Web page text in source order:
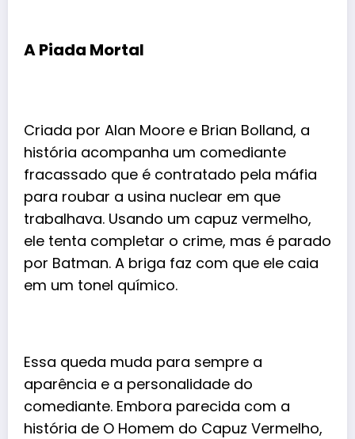
A Piada Mortal
Criada por Alan Moore e Brian Bolland, a
história acompanha um comediante
fracassado que é contratado pela máfia
para roubar a usina nuclear em que
trabalhava. Usando um capuz vermelho,
ele tenta completar o crime, mas é parado
por Batman. A briga faz com que ele caia
em um tonel químico.
Essa queda muda para sempre a
aparência e a personalidade do
comediante. Embora parecida com a
história de O Homem do Capuz Vermelho,